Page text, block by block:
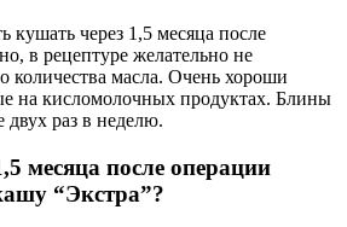
через 1,5 месяца после
в рецептуре желательно не
количества масла. Очень хороши
на кисломолочных продуктах. Блины
раз в неделю.
месяца после операции
“Экстра”?